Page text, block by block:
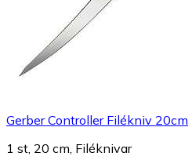
Gerber Controller Filékniv 20cm
1 st, 20 cm, Filéknivar